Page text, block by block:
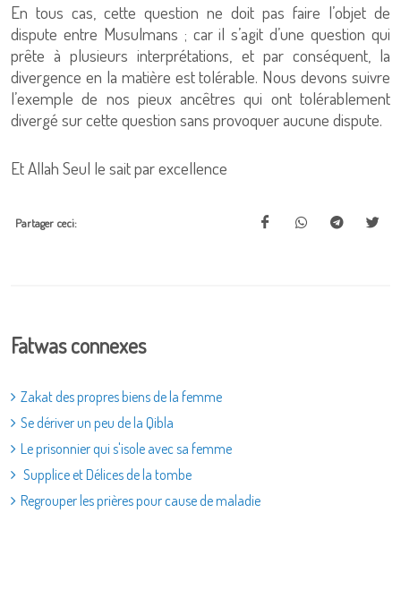
En tous cas, cette question ne doit pas faire l’objet de
dispute entre Musulmans ; car il s’agit d’une question qui
prête à plusieurs interprétations, et par conséquent, la
divergence en la matière est tolérable. Nous devons suivre
l’exemple de nos pieux ancêtres qui ont tolérablement
divergé sur cette question sans provoquer aucune dispute.
Et Allah Seul le sait par excellence
Partager ceci:
Fatwas connexes
Zakat des propres biens de la femme
Se dériver un peu de la Qibla
Le prisonnier qui s'isole avec sa femme
Supplice et Délices de la tombe
Regrouper les prières pour cause de maladie